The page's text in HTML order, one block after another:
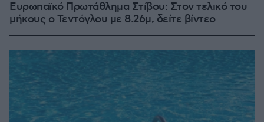
Ευρωπαϊκό Πρωτάθλημα Στίβου: Στον τελικό του
μήκους ο Τεντόγλου με 8.26μ, δείτε βίντεο